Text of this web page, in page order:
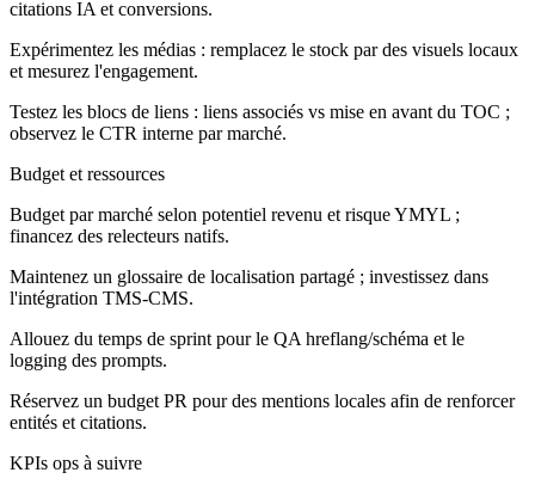
citations IA et conversions.
Expérimentez les médias : remplacez le stock par des visuels locaux
et mesurez l'engagement.
Testez les blocs de liens : liens associés vs mise en avant du TOC ;
observez le CTR interne par marché.
Budget et ressources
Budget par marché selon potentiel revenu et risque YMYL ;
financez des relecteurs natifs.
Maintenez un glossaire de localisation partagé ; investissez dans
l'intégration TMS-CMS.
Allouez du temps de sprint pour le QA hreflang/schéma et le
logging des prompts.
Réservez un budget PR pour des mentions locales afin de renforcer
entités et citations.
KPIs ops à suivre